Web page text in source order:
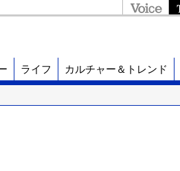
ライフ カルチャー＆トレンド